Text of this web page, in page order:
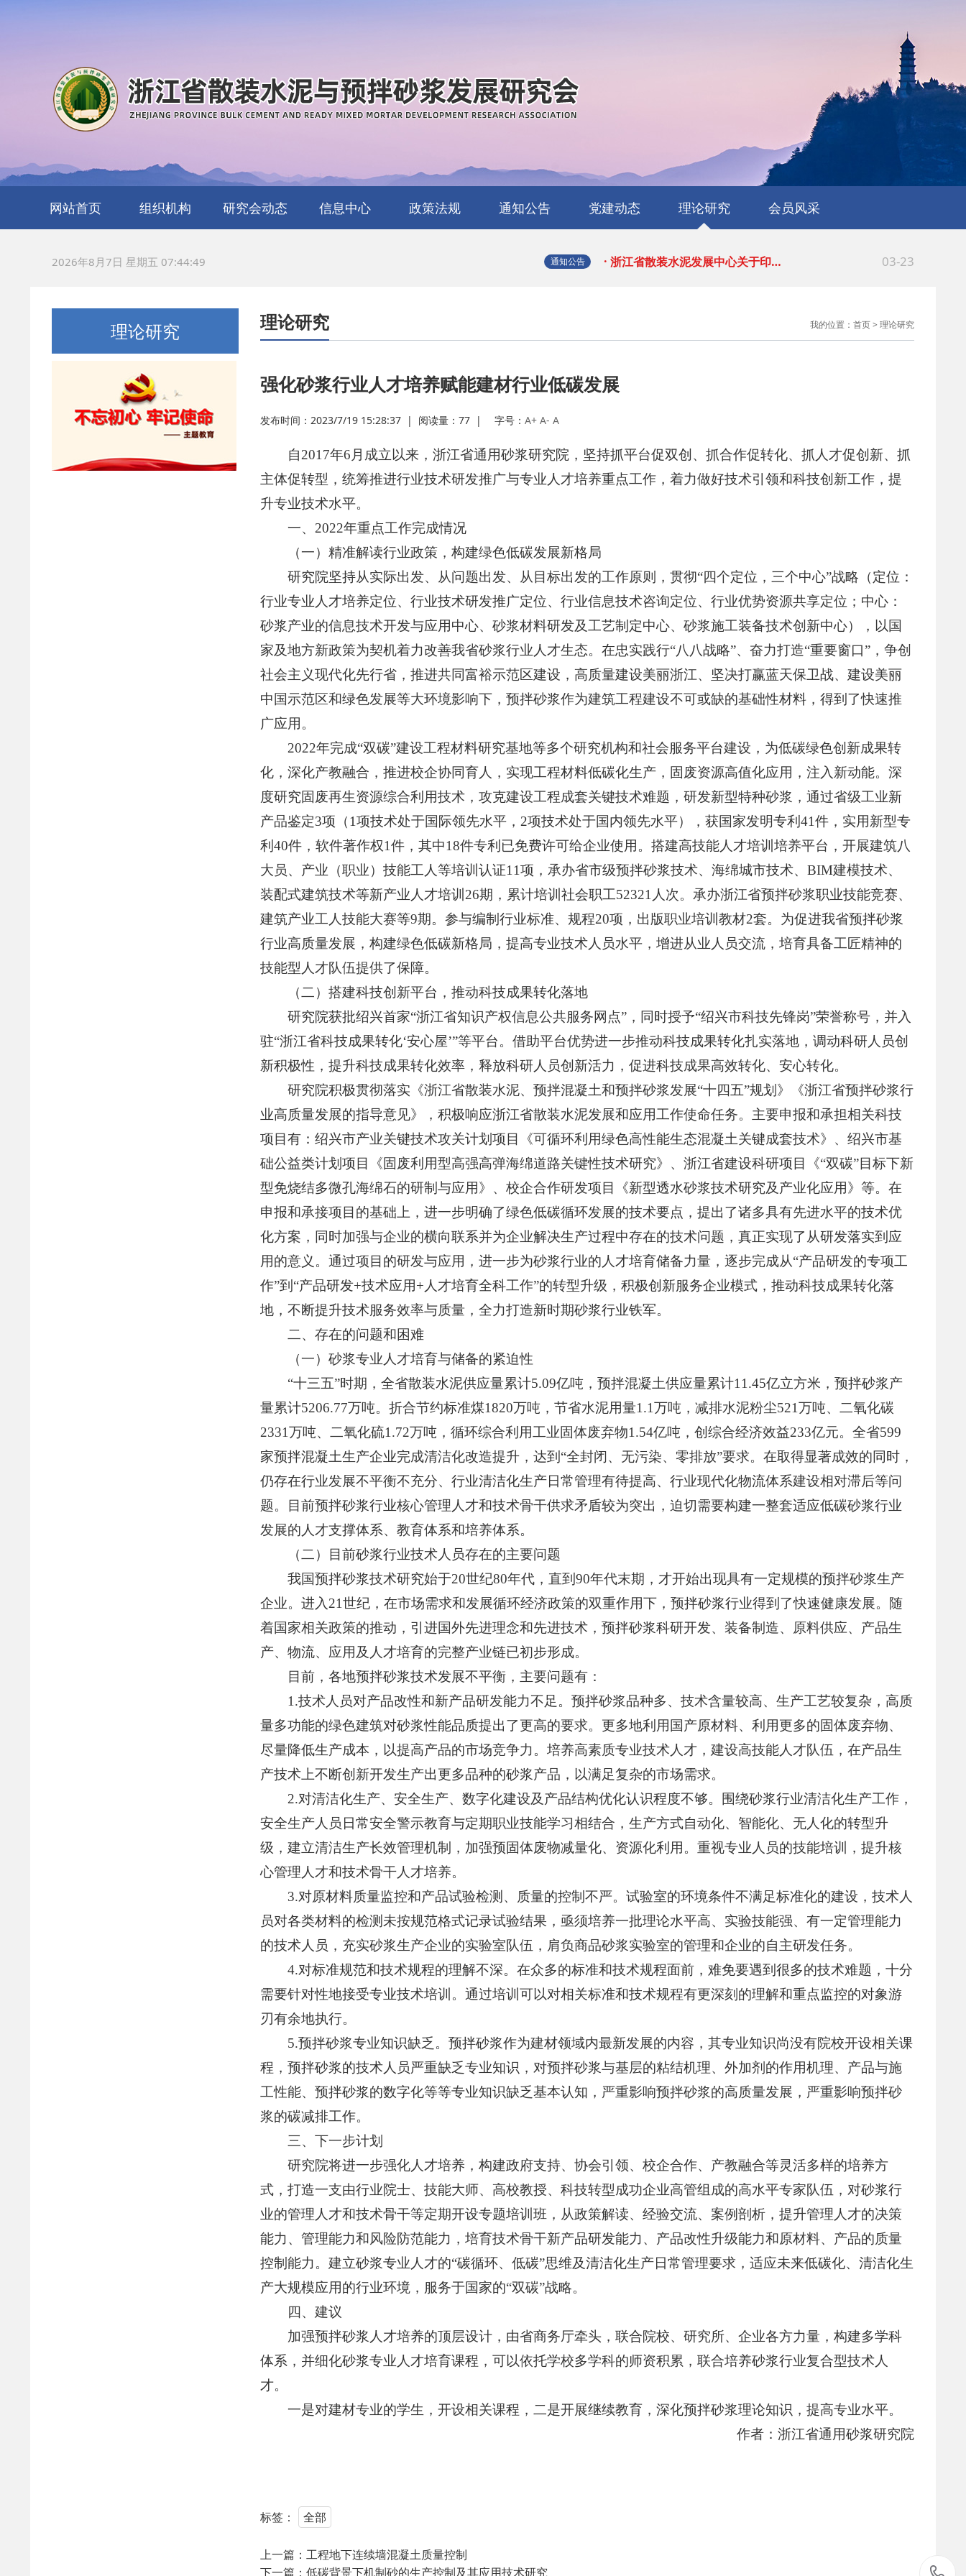
网站首页 组织机构 研究会动态 信息中心 政策法规 通知公告 党建动态 理论研究 会员风采
2026年8月7日 星期五 07:44:50 通知公告
04-16
· 关于进一步发挥优质企业辐射引…
· 浙江省散装水泥发展中心关于印…
· 浙江省散装水泥发展中心关于印… 03-23
· 浙江省商务厅等5部门关于持续…
· 浙江省散装水泥发展中心关于加… 06-24
· 关于进一步发挥优质企业辐射引… 04-16
· 浙江省散装水泥发展中心关于印… 03-23
· 浙江省散装水泥发展中心关于印… 03-23
· 关于发布《浙江省预拌混凝土搅… 03-19
· 浙江省商务厅等5部门关于持续… 03-16
· 浙江省散装水泥与预拌砂浆发展… 08-21
· 浙江省散装水泥发展中心关于加… 06-24
· 浙江省散装水泥发展中心关于全… 05-22
理论研究 理论研究 我的位置： 首页> 理论研究
强化砂浆行业人才培养赋能建材行业低碳发展
发布时间：2023/7/19 15:28:37 | 阅读量： 77 | 字号： A+ A- A
自2017年6月成立以来，浙江省通用砂浆研究院，坚持抓平台促双创、抓合作促转化、抓人才促创新、抓
主体促转型，统筹推进行业技术研发推广与专业人才培养重点工作，着力做好技术引领和科技创新工作，提
升专业技术水平。
一、2022年重点工作完成情况
（一）精准解读行业政策，构建绿色低碳发展新格局
研究院坚持从实际出发、从问题出发、从目标出发的工作原则，贯彻“四个定位，三个中心”战略（定位：
行业专业人才培养定位、行业技术研发推广定位、行业信息技术咨询定位、行业优势资源共享定位；中心：
砂浆产业的信息技术开发与应用中心、砂浆材料研发及工艺制定中心、砂浆施工装备技术创新中心），以国
家及地方新政策为契机着力改善我省砂浆行业人才生态。在忠实践行“八八战略”、奋力打造“重要窗口”，争创
社会主义现代化先行省，推进共同富裕示范区建设，高质量建设美丽浙江、坚决打赢蓝天保卫战、建设美丽
中国示范区和绿色发展等大环境影响下，预拌砂浆作为建筑工程建设不可或缺的基础性材料，得到了快速推
广应用。
2022年完成“双碳”建设工程材料研究基地等多个研究机构和社会服务平台建设，为低碳绿色创新成果转
化，深化产教融合，推进校企协同育人，实现工程材料低碳化生产，固废资源高值化应用，注入新动能。深
度研究固废再生资源综合利用技术，攻克建设工程成套关键技术难题，研发新型特种砂浆，通过省级工业新
产品鉴定3项（1项技术处于国际领先水平，2项技术处于国内领先水平），获国家发明专利41件，实用新型专
利40件，软件著作权1件，其中18件专利已免费许可给企业使用。搭建高技能人才培训培养平台，开展建筑八
大员、产业（职业）技能工人等培训认证11项，承办省市级预拌砂浆技术、海绵城市技术、BIM建模技术、
装配式建筑技术等新产业人才培训26期，累计培训社会职工52321人次。承办浙江省预拌砂浆职业技能竞赛、
建筑产业工人技能大赛等9期。参与编制行业标准、规程20项，出版职业培训教材2套。为促进我省预拌砂浆
行业高质量发展，构建绿色低碳新格局，提高专业技术人员水平，增进从业人员交流，培育具备工匠精神的
技能型人才队伍提供了保障。
（二）搭建科技创新平台，推动科技成果转化落地
研究院获批绍兴首家“浙江省知识产权信息公共服务网点”，同时授予“绍兴市科技先锋岗”荣誉称号，并入
驻“浙江省科技成果转化‘安心屋’”等平台。借助平台优势进一步推动科技成果转化扎实落地，调动科研人员创
新积极性，提升科技成果转化效率，释放科研人员创新活力，促进科技成果高效转化、安心转化。
研究院积极贯彻落实《浙江省散装水泥、预拌混凝土和预拌砂浆发展“十四五”规划》《浙江省预拌砂浆行
业高质量发展的指导意见》，积极响应浙江省散装水泥发展和应用工作使命任务。主要申报和承担相关科技
项目有：绍兴市产业关键技术攻关计划项目《可循环利用绿色高性能生态混凝土关键成套技术》、绍兴市基
础公益类计划项目《固废利用型高强高弹海绵道路关键性技术研究》、浙江省建设科研项目《“双碳”目标下新
型免烧结多微孔海绵石的研制与应用》、校企合作研发项目《新型透水砂浆技术研究及产业化应用》等。在
申报和承接项目的基础上，进一步明确了绿色低碳循环发展的技术要点，提出了诸多具有先进水平的技术优
化方案，同时加强与企业的横向联系并为企业解决生产过程中存在的技术问题，真正实现了从研发落实到应
用的意义。通过项目的研发与应用，进一步为砂浆行业的人才培育储备力量，逐步完成从“产品研发的专项工
作”到“产品研发+技术应用+人才培育全科工作”的转型升级，积极创新服务企业模式，推动科技成果转化落
地，不断提升技术服务效率与质量，全力打造新时期砂浆行业铁军。
二、存在的问题和困难
（一）砂浆专业人才培育与储备的紧迫性
“十三五”时期，全省散装水泥供应量累计5.09亿吨，预拌混凝土供应量累计11.45亿立方米，预拌砂浆产
量累计5206.77万吨。折合节约标准煤1820万吨，节省水泥用量1.1万吨，减排水泥粉尘521万吨、二氧化碳
2331万吨、二氧化硫1.72万吨，循环综合利用工业固体废弃物1.54亿吨，创综合经济效益233亿元。全省599
家预拌混凝土生产企业完成清洁化改造提升，达到“全封闭、无污染、零排放”要求。在取得显著成效的同时，
仍存在行业发展不平衡不充分、行业清洁化生产日常管理有待提高、行业现代化物流体系建设相对滞后等问
题。目前预拌砂浆行业核心管理人才和技术骨干供求矛盾较为突出，迫切需要构建一整套适应低碳砂浆行业
发展的人才支撑体系、教育体系和培养体系。
（二）目前砂浆行业技术人员存在的主要问题
我国预拌砂浆技术研究始于20世纪80年代，直到90年代末期，才开始出现具有一定规模的预拌砂浆生产
企业。进入21世纪，在市场需求和发展循环经济政策的双重作用下，预拌砂浆行业得到了快速健康发展。随
着国家相关政策的推动，引进国外先进理念和先进技术，预拌砂浆科研开发、装备制造、原料供应、产品生
产、物流、应用及人才培育的完整产业链已初步形成。
目前，各地预拌砂浆技术发展不平衡，主要问题有：
1.技术人员对产品改性和新产品研发能力不足。预拌砂浆品种多、技术含量较高、生产工艺较复杂，高质
量多功能的绿色建筑对砂浆性能品质提出了更高的要求。更多地利用国产原材料、利用更多的固体废弃物、
尽量降低生产成本，以提高产品的市场竞争力。培养高素质专业技术人才，建设高技能人才队伍，在产品生
产技术上不断创新开发生产出更多品种的砂浆产品，以满足复杂的市场需求。
2.对清洁化生产、安全生产、数字化建设及产品结构优化认识程度不够。围绕砂浆行业清洁化生产工作，
安全生产人员日常安全警示教育与定期职业技能学习相结合，生产方式自动化、智能化、无人化的转型升
级，建立清洁生产长效管理机制，加强预固体废物减量化、资源化利用。重视专业人员的技能培训，提升核
心管理人才和技术骨干人才培养。
3.对原材料质量监控和产品试验检测、质量的控制不严。试验室的环境条件不满足标准化的建设，技术人
员对各类材料的检测未按规范格式记录试验结果，亟须培养一批理论水平高、实验技能强、有一定管理能力
的技术人员，充实砂浆生产企业的实验室队伍，肩负商品砂浆实验室的管理和企业的自主研发任务。
4.对标准规范和技术规程的理解不深。在众多的标准和技术规程面前，难免要遇到很多的技术难题，十分
需要针对性地接受专业技术培训。通过培训可以对相关标准和技术规程有更深刻的理解和重点监控的对象游
刃有余地执行。
5.预拌砂浆专业知识缺乏。预拌砂浆作为建材领域内最新发展的内容，其专业知识尚没有院校开设相关课
程，预拌砂浆的技术人员严重缺乏专业知识，对预拌砂浆与基层的粘结机理、外加剂的作用机理、产品与施
工性能、预拌砂浆的数字化等等专业知识缺乏基本认知，严重影响预拌砂浆的高质量发展，严重影响预拌砂
浆的碳减排工作。
三、下一步计划
研究院将进一步强化人才培养，构建政府支持、协会引领、校企合作、产教融合等灵活多样的培养方
式，打造一支由行业院士、技能大师、高校教授、科技转型成功企业高管组成的高水平专家队伍，对砂浆行
业的管理人才和技术骨干等定期开设专题培训班，从政策解读、经验交流、案例剖析，提升管理人才的决策
能力、管理能力和风险防范能力，培育技术骨干新产品研发能力、产品改性升级能力和原材料、产品的质量
控制能力。建立砂浆专业人才的“碳循环、低碳”思维及清洁化生产日常管理要求，适应未来低碳化、清洁化生
产大规模应用的行业环境，服务于国家的“双碳”战略。
四、建议
加强预拌砂浆人才培养的顶层设计，由省商务厅牵头，联合院校、研究所、企业各方力量，构建多学科
体系，并细化砂浆专业人才培育课程，可以依托学校多学科的师资积累，联合培养砂浆行业复合型技术人
才。
一是对建材专业的学生，开设相关课程，二是开展继续教育，深化预拌砂浆理论知识，提高专业水平。
作者：浙江省通用砂浆研究院
标签： 全部
上一篇： 工程地下连续墙混凝土质量控制
下一篇： 低碳背景下机制砂的生产控制及其应用技术研究